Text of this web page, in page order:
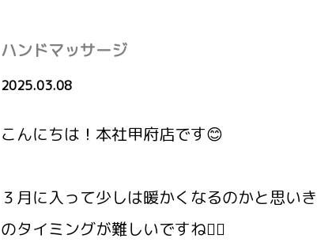
ハンドマッサージ
2025.03.08
こんにちは！本社甲府店です😊
３月に入って少しは暖かくなるのかと思い
のタイミングが難しいですね😵‍💫